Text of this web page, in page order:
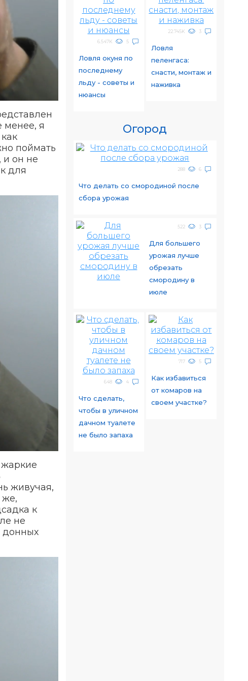
менее, я
поймать
и он не
для
живучая,
же,
к
не
донных
6.547K 5
Ловля окуня по
последнему
льду - советы и
нюансы
22.745K 3
Ловля
пеленгаса:
снасти, монтаж и
наживка
Огород
288 6
Что делать со смородиной после
сбора урожая
522 3
Для большего
урожая лучше
обрезать
смородину в
июле
648 4
Что сделать,
чтобы в уличном
дачном туалете
не было запаха
717 5
Как избавиться
от комаров на
своем участке?